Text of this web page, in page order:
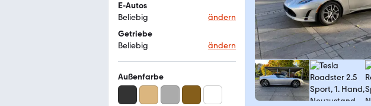
E-Autos
Beliebig
ändern
Getriebe
Beliebig
ändern
Außenfarbe